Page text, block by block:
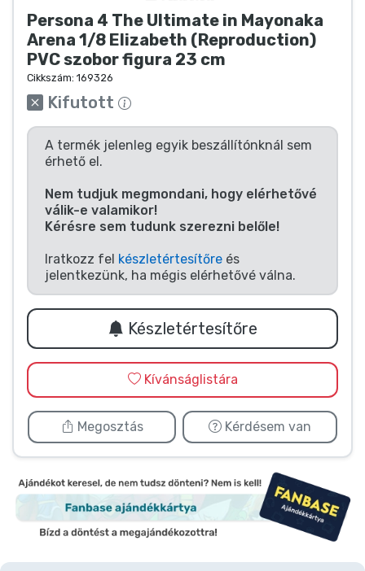
Persona 4 The Ultimate in Mayonaka
Arena 1/8 Elizabeth (Reproduction)
PVC szobor figura 23 cm
Cikkszám: 169326
Kifutott
A termék jelenleg egyik beszállítónknál sem
érhető el.
Nem tudjuk megmondani, hogy elérhetővé
válik-e valamikor!
Kérésre sem tudunk szerezni belőle!
Iratkozz fel készletértesítőre és
jelentkezünk, ha mégis elérhetővé válna.
Készletértesítőre
Kívánságlistára
Megosztás Kérdésem van
Gamer cuccok
Sportos cuccok
Zenés cuccok
Terméktípusok
Márkák